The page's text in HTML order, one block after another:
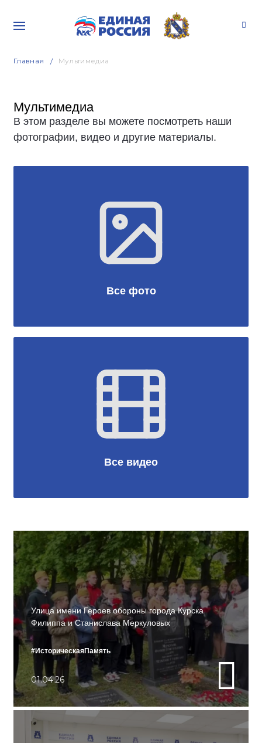
Главная Мультимедиа
Мультимедиа
В этом разделе вы можете посмотреть наши
фотографии, видео и другие материалы.
Все фото
Все видео
Улица имени Героев обороны города Курска
Филиппа и Станислава Меркуловых
#ИсторическаяПамять
01.04.26